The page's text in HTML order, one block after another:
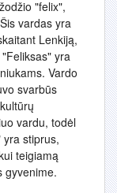
"felix",
vardas yra
Lenkiją,
yra
Vardo
svarbūs
vardu, todėl
stiprus,
teigiamą
gyvenime.